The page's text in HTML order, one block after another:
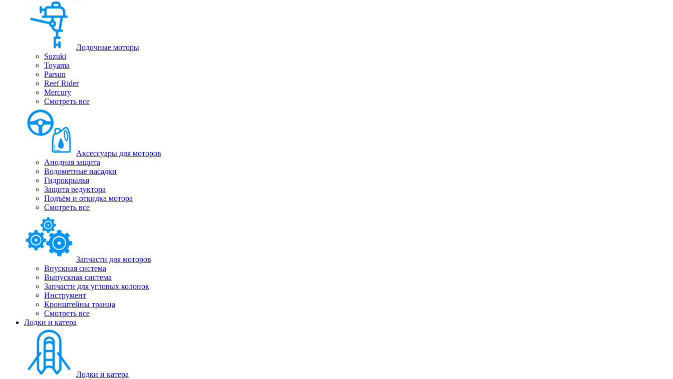
Лодочные моторы
Suzuki
Toyama
Parsun
Reef Rider
Mercury
Смотреть все
Аксессуары для моторов
Анодная защита
Водометные насадки
Гидрокрылья
Защита редуктора
Подъём и откидка мотора
Смотреть все
Запчасти для моторов
Впускная система
Выпускная система
Запчасти для угловых колонок
Инструмент
Кронштейны транца
Смотреть все
Лодки и катера
Лодки и катера